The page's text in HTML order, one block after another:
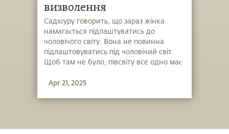
визволення
Садхґуру говорить, що зараз жінка
намагається підлаштуватись до
чоловічого світу. Вона не повинна
підлаштовуватись під чоловічий світ.
Щоб там не було, півсвіту все одно має
Apr 21, 2025